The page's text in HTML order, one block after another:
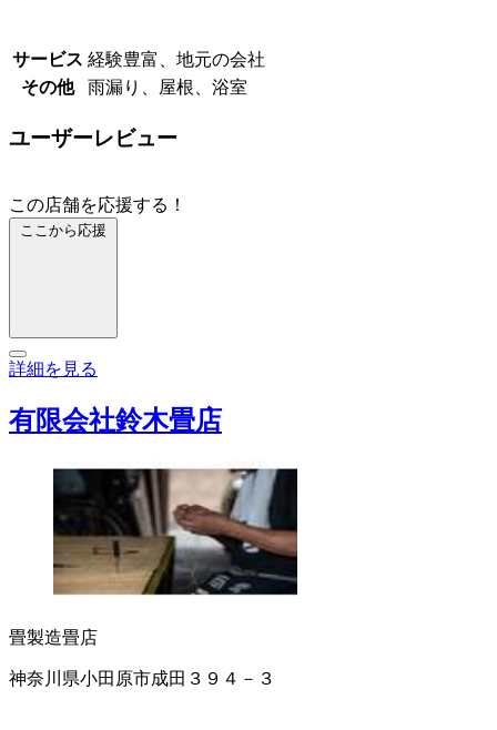
サービス 経験豊富、地元の会社
その他
雨漏り、屋根、浴室
ユーザーレビュー
この店舗を応援する！
ここから応援
詳細を見る
有限会社鈴木畳店
畳製造畳店
神奈川県小田原市成田３９４－３